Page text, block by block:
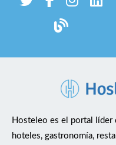
Hosteleo es el portal líder
hoteles, gastronomía,